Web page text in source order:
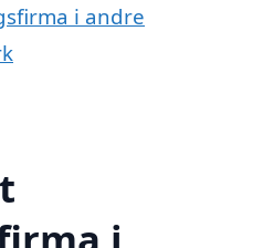
i andre